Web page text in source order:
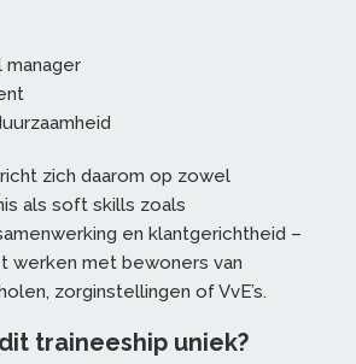
zich daarom op zowel
als soft skills zoals
en klantgerichtheid –
werken met bewoners van
zorginstellingen of VvE’s.
traineeship uniek?